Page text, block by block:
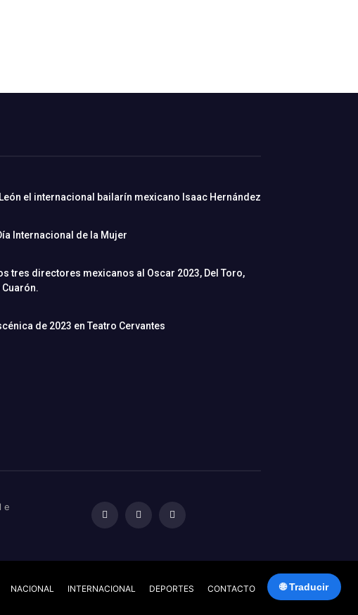
el internacional bailarín mexicano Isaac Hernández
Internacional de la Mujer
tres directores mexicanos al Oscar 2023, Del Toro,
Cuarón.
de 2023 en Teatro Cervantes
e
NACIONAL INTERNACIONAL DEPORTES CONTACTO 🌐 Traducir